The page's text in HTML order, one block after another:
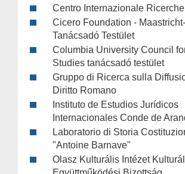
Centro Internazionale
Cicero Foundation -
Tanácsadó Testület
Columbia University Council
Studies tanácsadó testület
Gruppo di Ricerca sulla
Diritto Romano
Instituto de Estudios Jurídicos
Internacionales Conde de
Laboratorio di Storia
"Antoine Barnave"
Olasz Kulturális Intézet